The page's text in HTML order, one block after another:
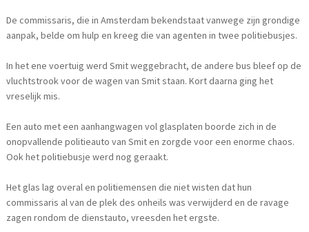
De commissaris, die in Amsterdam bekendstaat vanwege zijn grondige
aanpak, belde om hulp en kreeg die van agenten in twee politiebusjes.
In het ene voertuig werd Smit weggebracht, de andere bus bleef op de
vluchtstrook voor de wagen van Smit staan. Kort daarna ging het
vreselijk mis.
Een auto met een aanhangwagen vol glasplaten boorde zich in de
onopvallende politieauto van Smit en zorgde voor een enorme chaos.
Ook het politiebusje werd nog geraakt.
Het glas lag overal en politiemensen die niet wisten dat hun
commissaris al van de plek des onheils was verwijderd en de ravage
zagen rondom de dienstauto, vreesden het ergste.